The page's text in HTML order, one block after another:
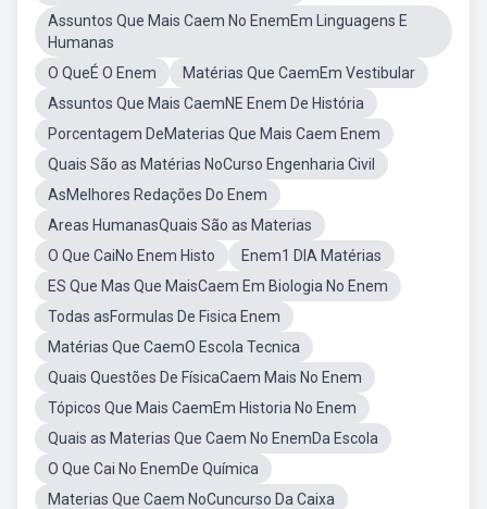
Assuntos Que Mais Caem No EnemEm Linguagens E
Humanas
O QueÉ O Enem
Matérias Que CaemEm Vestibular
Assuntos Que Mais CaemNE Enem De História
Porcentagem DeMaterias Que Mais Caem Enem
Quais São as Matérias NoCurso Engenharia Civil
AsMelhores Redações Do Enem
Areas HumanasQuais São as Materias
O Que CaiNo Enem Histo
Enem1 DIA Matérias
ES Que Mas Que MaisCaem Em Biologia No Enem
Todas asFormulas De Fisica Enem
Matérias Que CaemO Escola Tecnica
Quais Questões De FísicaCaem Mais No Enem
Tópicos Que Mais CaemEm Historia No Enem
Quais as Materias Que Caem No EnemDa Escola
O Que Cai No EnemDe Química
Materias Que Caem NoCuncurso Da Caixa